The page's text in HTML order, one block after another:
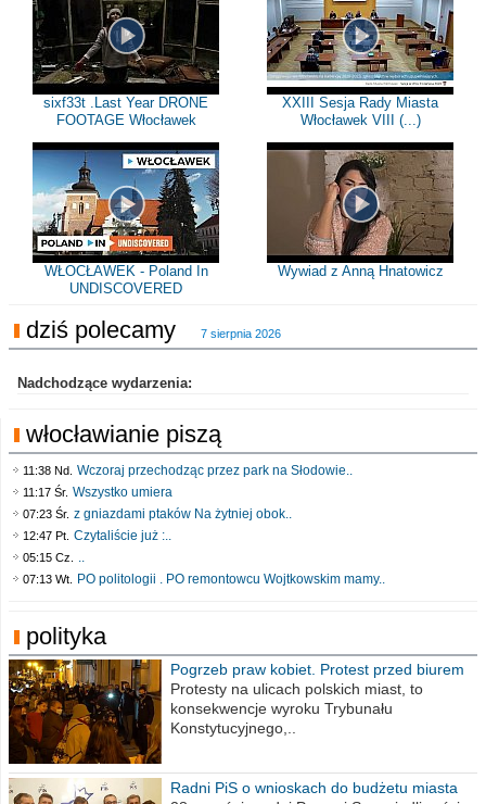
sixf33t .Last Year DRONE
FOOTAGE Włocławek
XXIII Sesja Rady Miasta
Włocławek VIII (...)
WŁOCŁAWEK - Poland In
UNDISCOVERED
Wywiad z Anną Hnatowicz
dziś polecamy 7 sierpnia 2026
Nadchodzące wydarzenia:
włocławianie piszą
11:38 Nd. Wczoraj przechodząc przez park na Słodowie..
11:17 Śr. Wszystko umiera
07:23 Śr. z gniazdami ptaków Na żytniej obok..
12:47 Pt. Czytaliście już :..
05:15 Cz. ..
07:13 Wt. PO politologii . PO remontowcu Wojtkowskim mamy..
polityka
Pogrzeb praw kobiet. Protest przed biurem
poselskim PiS
Protesty na ulicach polskich miast, to
konsekwencje wyroku Trybunału
Konstytucyjnego,..
Radni PiS o wnioskach do budżetu miasta